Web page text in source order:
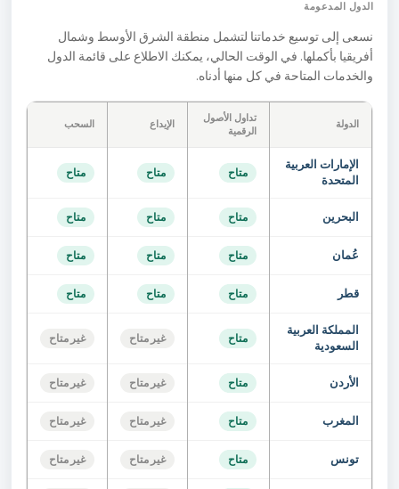
الدول المدعومة
نسعى إلى توسيع خدماتنا لتشمل منطقة الشرق الأوسط وشمال
أفريقيا بأكملها. في الوقت الحالي، يمكنك الاطلاع على قائمة الدول
والخدمات المتاحة في كل منها أدناه.
الدولة
تداول الأصول
الرقمية
الإيداع السحب
الإمارات العربية
المتحدة
متاح متاح متاح
البحرين متاح متاح متاح
عُمان متاح متاح متاح
قطر متاح متاح متاح
المملكة العربية
السعودية
متاح غير متاح غير متاح
الأردن متاح غير متاح غير متاح
المغرب متاح غير متاح غير متاح
تونس متاح غير متاح غير متاح